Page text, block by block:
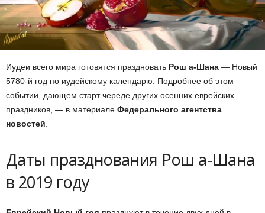
Иудеи всего мира готовятся праздновать Рош а-Шана — Новый
5780-й год по иудейскому календарю. Подробнее об этом
событии, дающем старт череде других осенних еврейских
праздников, — в материале Федерального агентства
новостей
Даты празднования Рош а-Шана
в 2019 году